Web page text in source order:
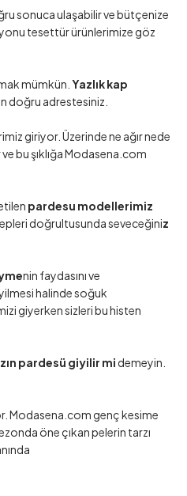
sonuca ulaşabilir ve bütçenize
tesettür ürünlerimize göz
mümkün. Yazlık kap
doğru adrestesiniz.
giriyor. Üzerinde ne ağır nede
bu şıklığa Modasena.com
pardesu modellerimiz
doğrultusunda seveceğiniz
nin faydasını ve
halinde soğuk
giyerken sizleri bu histen
pardesü giyilir mi demeyin.
Modasena.com genç kesime
öne çıkan pelerin tarzı